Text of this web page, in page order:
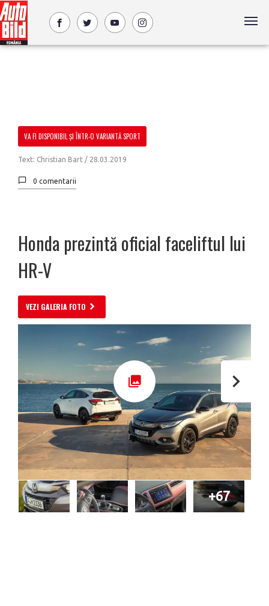
VA FI DISPONIBIL ȘI ÎNTR-O VARIANTĂ SPORT
Text: Christian Bart / 28.03.2019
0 comentarii
Honda prezintă oficial faceliftul lui
HR-V
VEZI GALERIA FOTO
+67